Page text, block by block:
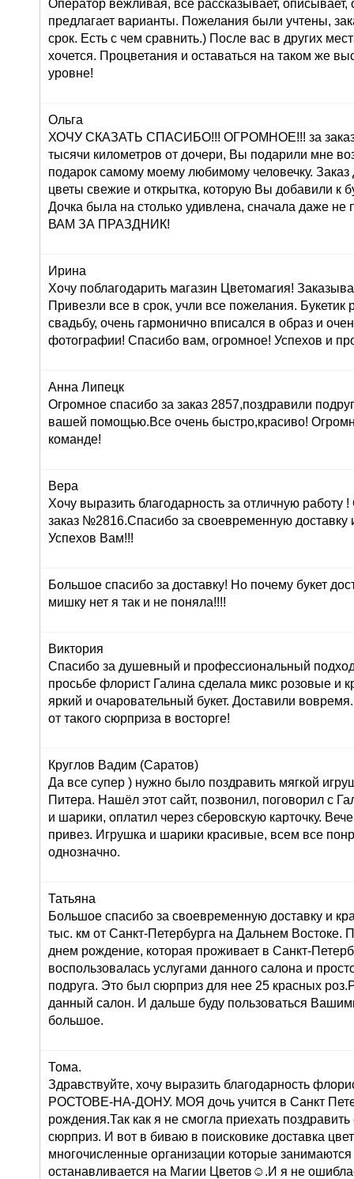
Оператор вежливая, все рассказывает, описывает,
предлагает варианты. Пожелания были учтены,
срок. Есть с чем сравнить.) После вас в других
хочется. Процветания и оставаться на таком же
уровне!
Ольга
ХОЧУ СКАЗАТЬ СПАСИБО!!! ОГРОМНОЕ!!! за заказ
тысячи километров от дочери, Вы подарили мне
подарок самому моему любимому человечку.
цветы свежие и открытка, которую Вы добавили к
Дочка была на столько удивлена, сначала даже
ВАМ ЗА ПРАЗДНИК!
Ирина
Хочу поблагодарить магазин Цветомагия!
Привезли все в срок, учли все пожелания. Букетик
свадьбу, очень гармонично вписался в образ и
фотографии! Спасибо вам, огромное! Успехов и
Анна Липецк
Огромное спасибо за заказ 2857,поздравили
вашей помощью.Все очень быстро,красиво!
команде!
Вера
Хочу выразить благодарность за отличную
заказ №2816.Спасибо за своевременную
Успехов Вам!!!
Большое спасибо за доставку! Но почему букет
мишку нет я так и не поняла!!!!
Виктория
Спасибо за душевный и профессиональный
просьбе флорист Галина сделала микс розовые и
яркий и очаровательный букет. Доставили
от такого сюрприза в восторге!
Круглов Вадим (Саратов)
Да все супер ) нужно было поздравить мягкой
Питера. Нашёл этот сайт, позвонил, поговорил с
и шарики, оплатил через сберовскую карточку.
привез. Игрушка и шарики красивые, всем все
однозначно.
Татьяна
Большое спасибо за своевременную доставку и
тыс. км от Санкт-Петербурга на Дальнем Востоке.
днем рождение, которая проживает в Санкт-
воспользовалась услугами данного салона и
подруга. Это был сюрприз для нее 25 красных
данный салон. И дальше буду пользоваться
большое.
Тома.
Здравствуйте, хочу выразить благодарность
РОСТОВЕ-НА-ДОНУ. МОЯ дочь учится в Санкт
рождения.Так как я не смогла приехать
сюрприз. И вот в биваю в поисковике доставка
многочисленные организации которые
останавливается на Магии Цветов☺.И я не